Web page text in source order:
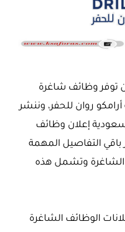
توفر وظائف شاغرة
روان للحفر، وننشر
إعلان وظائف
باقي التفاصيل المهمة
الشاغرة وتشمل هذه
الوظائف الشاغرة